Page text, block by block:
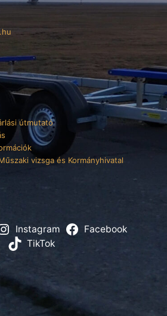
útmutató
vizsga és Kormányhivatal
Instagram
Facebook
TikTok